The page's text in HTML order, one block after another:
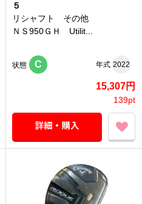
５
リシャフト その他
ＮＳ950ＧＨ Utilit...
状態 C 年式 2022
15,307円
139pt